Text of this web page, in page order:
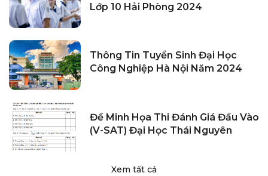
Lớp 10 Hải Phòng 2024
Thông Tin Tuyển Sinh Đại Học
Công Nghiệp Hà Nội Năm 2024
Đề Minh Họa Thi Đánh Giá Đầu Vào
(V-SAT) Đại Học Thái Nguyên
Xem tất cả